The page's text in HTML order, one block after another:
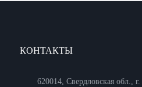
КОНТАКТЫ
620014, Свердловская обл.,